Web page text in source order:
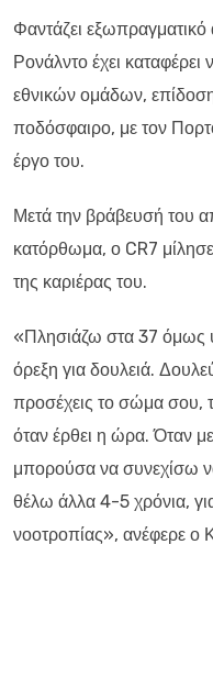
Φαντάζει εξωπραγματικό
Ρονάλντο έχει
εθνικών ομάδων,
ποδόσφαιρο, με τον
έργο του.
Μετά την βράβευσή του
κατόρθωμα, ο CR7 μίλησε
της καριέρας του.
«Πλησιάζω στα 37 όμως
όρεξη για δουλειά.
προσέχεις το σώμα σου,
όταν έρθει η ώρα. Όταν
μπορούσα να συνεχίσω
θέλω άλλα 4-5 χρόνια,
νοοτροπίας», ανέφερε ο